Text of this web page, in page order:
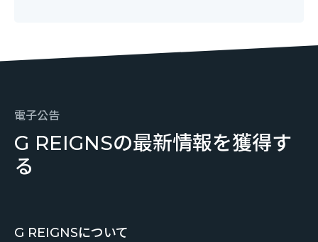
電子公告
G REIGNSの最新情報を獲得す
る
G REIGNSについて